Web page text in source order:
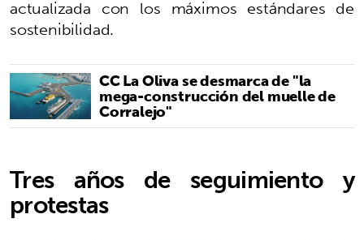
actualizada con los máximos estándares de
sostenibilidad.
CC La Oliva se desmarca de "la
mega-construcción del muelle de
Corralejo"
Tres años de seguimiento y
protestas